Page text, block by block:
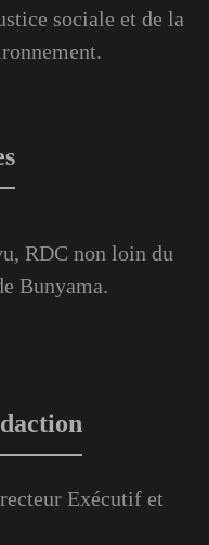
sociale et de la
RDC non loin du
Bunyama.
Exécutif et